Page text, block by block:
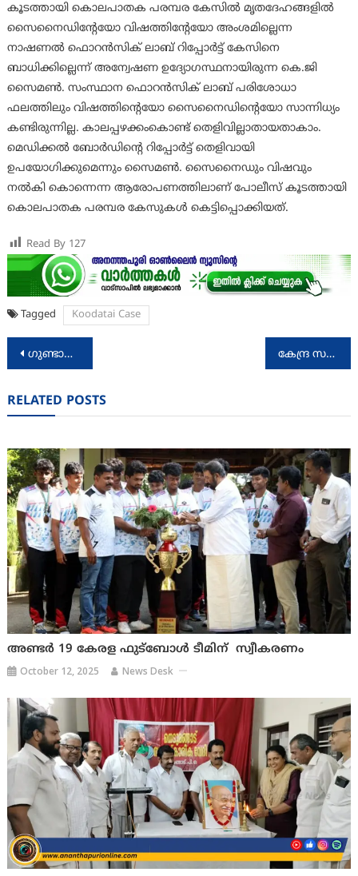
കൂടത്തായി കൊലപാതക പരമ്പര കേസില്‍ മൃതദേഹങ്ങളില്‍
സൈനൈഡിന്റേയോ വിഷത്തിന്റേയോ അംശമില്ലെന്ന
നാഷണല്‍ ഫൊറന്‍സിക് ലാബ് റിപ്പോര്‍ട്ട് കേസിനെ
ബാധിക്കില്ലെന്ന് അന്വേഷണ ഉദ്യോഗസ്ഥനായിരുന്ന കെ.ജി
സൈമണ്‍. സംസ്ഥാന ഫൊറന്‍സിക് ലാബ് പരിശോധാ
ഫലത്തിലും വിഷത്തിന്റെയോ സൈനൈഡിന്റെയോ സാന്നിധ്യം
കണ്ടിരുന്നില്ല. കാലപ്പഴക്കംകൊണ്ട് തെളിവില്ലാതായതാകാം.
മെഡിക്കല്‍ ബോര്‍ഡിന്റെ റിപ്പോര്‍ട്ട് തെളിവായി
ഉപയോഗിക്കുമെന്നും സൈമണ്‍. സൈനൈഡും വിഷവും
നല്‍കി കൊന്നെന്ന ആരോപണത്തിലാണ് പോലീസ് കൂടത്തായി
കൊലപാതക പരമ്പര കേസുകള്‍ കെട്ടിപ്പൊക്കിയത്.
Read By 127
Tagged Koodatai Case
Post
ഗുണ്ടാവേട്ടയില്‍ 2,507 ഗുണ്ടകള്‍ പിടിയിലായി കേന്ദ്ര സര്‍ക്കാരിന്റെ നയങ്ങള്‍മൂലം കേരളത്തിനു വര്‍ഷം 33,000 കോടി രൂപയുടെ വരുമാന നഷ്ടം
RELATED POSTS
അണ്ടർ 19 കേരള ഫുട്ബോൾ ടീമിന് സ്വീകരണം
October 12, 2025 News Desk